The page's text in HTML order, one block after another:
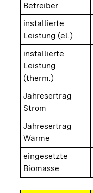
Betreiber
installierte
Leistung (el.)
installierte
Leistung
(therm.)
Jahresertrag
Strom
Jahresertrag
Wärme
eingesetzte
Biomasse